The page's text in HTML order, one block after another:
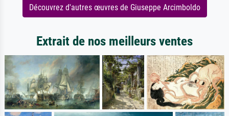
Découvrez d'autres œuvres de Giuseppe Arcimboldo
Extrait de nos meilleurs ventes